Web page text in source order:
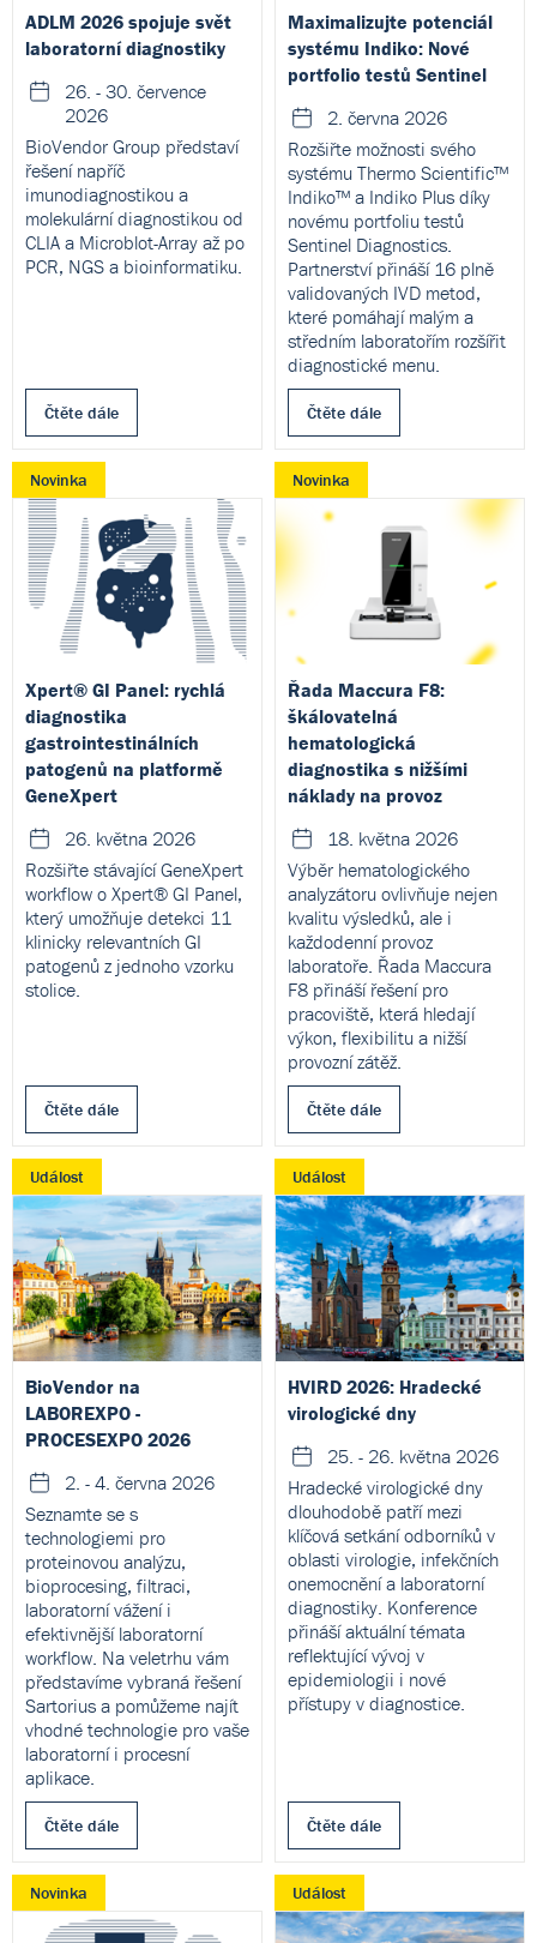
ADLM 2026 spojuje svět
laboratorní diagnostiky
26. - 30. července
2026
BioVendor Group představí
řešení napříč
imunodiagnostikou a
molekulární diagnostikou od
CLIA a Microblot-Array až po
PCR, NGS a bioinformatiku.
Čtěte dále
Maximalizujte potenciál
systému Indiko: Nové
portfolio testů Sentinel
2. června 2026
Rozšiřte možnosti svého
systému Thermo Scientific™
Indiko™ a Indiko Plus díky
novému portfoliu testů
Sentinel Diagnostics.
Partnerství přináší 16 plně
validovaných IVD metod,
které pomáhají malým a
středním laboratořím rozšířit
diagnostické menu.
Čtěte dále
Novinka
Xpert® GI Panel: rychlá
diagnostika
gastrointestinálních
patogenů na platformě
GeneXpert
26. května 2026
Rozšiřte stávající GeneXpert
workflow o Xpert® GI Panel,
který umožňuje detekci 11
klinicky relevantních GI
patogenů z jednoho vzorku
stolice.
Čtěte dále
Novinka
Řada Maccura F8:
škálovatelná
hematologická
diagnostika s nižšími
náklady na provoz
18. května 2026
Výběr hematologického
analyzátoru ovlivňuje nejen
kvalitu výsledků, ale i
každodenní provoz
laboratoře. Řada Maccura
F8 přináší řešení pro
pracoviště, která hledají
výkon, flexibilitu a nižší
provozní zátěž.
Čtěte dále
Událost
BioVendor na
LABOREXPO -
PROCESEXPO 2026
2. - 4. června 2026
Seznamte se s
technologiemi pro
proteinovou analýzu,
bioprocesing, filtraci,
laboratorní vážení i
efektivnější laboratorní
workflow. Na veletrhu vám
představíme vybraná řešení
Sartorius a pomůžeme najít
vhodné technologie pro vaše
laboratorní i procesní
aplikace.
Čtěte dále
Událost
HVIRD 2026: Hradecké
virologické dny
25. - 26. května 2026
Hradecké virologické dny
dlouhodobě patří mezi
klíčová setkání odborníků v
oblasti virologie, infekčních
onemocnění a laboratorní
diagnostiky. Konference
přináší aktuální témata
reflektující vývoj v
epidemiologii i nové
přístupy v diagnostice.
Čtěte dále
Novinka Událost